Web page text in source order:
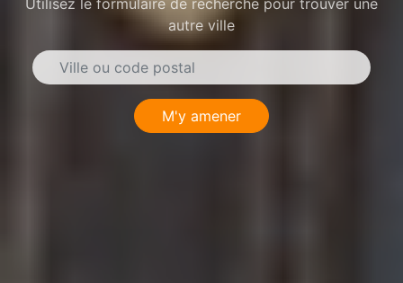
Utilisez le formulaire de recherche pour trouver une
autre ville
M'y amener